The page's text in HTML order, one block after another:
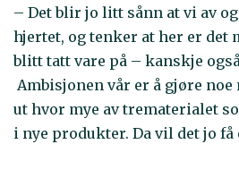
– Det blir jo litt sånn at vi av
hjertet, og tenker at her er det
blitt tatt vare på – kanskje
Ambisjonen vår er å gjøre noe
ut hvor mye av trematerialet
i nye produkter. Da vil det jo få